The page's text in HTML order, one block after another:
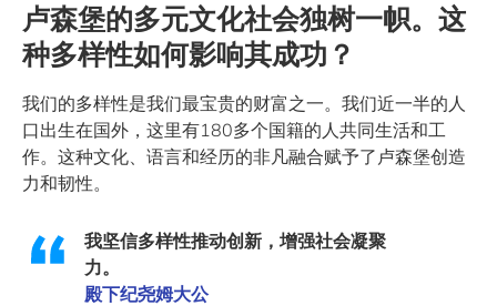
卢森堡的多元文化社会独树一帜。这
种多样性如何影响其成功？
我们的多样性是我们最宝贵的财富之一。我们近一半的人
口出生在国外，这里有180多个国籍的人共同生活和工
作。这种文化、语言和经历的非凡融合赋予了卢森堡创造
力和韧性。
我坚信多样性推动创新，增强社会凝聚
力。
殿下纪尧姆大公